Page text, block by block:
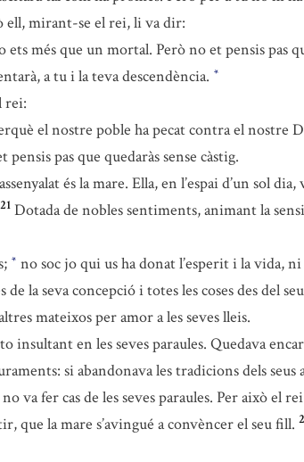
ell, mirant-se el rei, li va dir:
més que un mortal. Però no et pensis pas
a tu i la teva descendència. *
rei:
el nostre poble ha pecat contra el nostre
pensis pas que quedaràs sense càstig.
és la mare. Ella, en l’espai d’un sol
21 Dotada de nobles sentiments, animant la
* no soc jo qui us ha donat l’esperit i la vida,
la seva concepció i totes les coses des del
mateixos per amor a les seves lleis.
en les seves paraules. Quedava
si abandonava les tradicions dels
va fer cas de les seves paraules. Per això el
que la mare s’avingué a convèncer el seu fill.